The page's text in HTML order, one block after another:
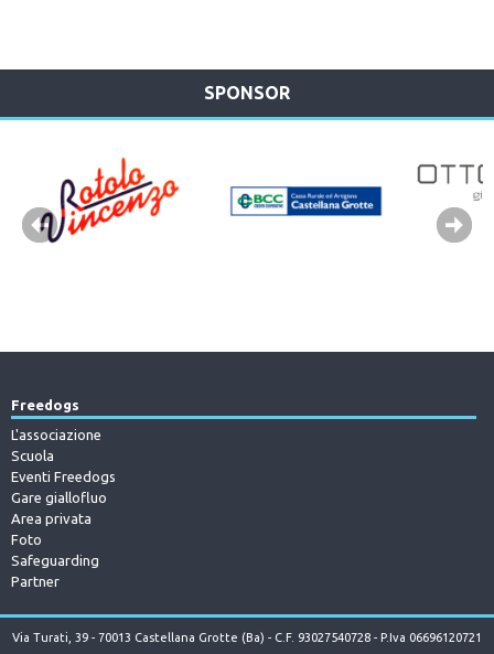
SPONSOR
Freedogs
L'associazione
Scuola
Eventi Freedogs
Gare giallofluo
Area privata
Foto
Safeguarding
Partner
Via Turati, 39 - 70013 Castellana Grotte (Ba) - C.F. 93027540728 - P.Iva 06696120721